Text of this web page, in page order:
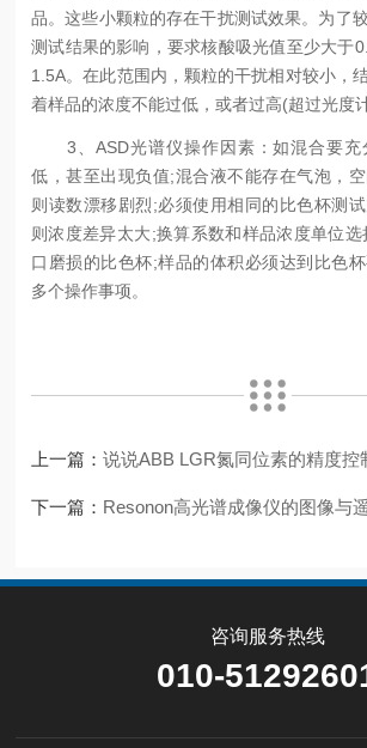
品。这些小颗粒的存在干扰测试效果。为了
测试结果的影响，要求核酸吸光值至少大于
1.5A。在此范围内，颗粒的干扰相对较小，
着样品的浓度不能过低，或者过高(超过光度
3、ASD光谱仪操作因素：如混合要充
低，甚至出现负值;混合液不能存在气泡，
则读数漂移剧烈;必须使用相同的比色杯测
则浓度差异太大;换算系数和样品浓度单位
口磨损的比色杯;样品的体积必须达到比色
多个操作事项。
上一篇：说说ABB LGR氮同位素的精度控
下一篇： Resonon高光谱成像仪的图像与
咨询服务热线
010-